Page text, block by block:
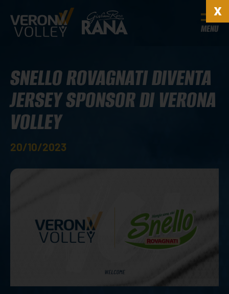
MENU
SNELLO ROVAGNATI DIVENTA
JERSEY SPONSOR DI VERONA
VOLLEY
20/10/2023